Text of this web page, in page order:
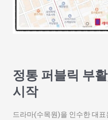
정통 퍼블릭 부
시작
드라마(수목원)을 인수한 대